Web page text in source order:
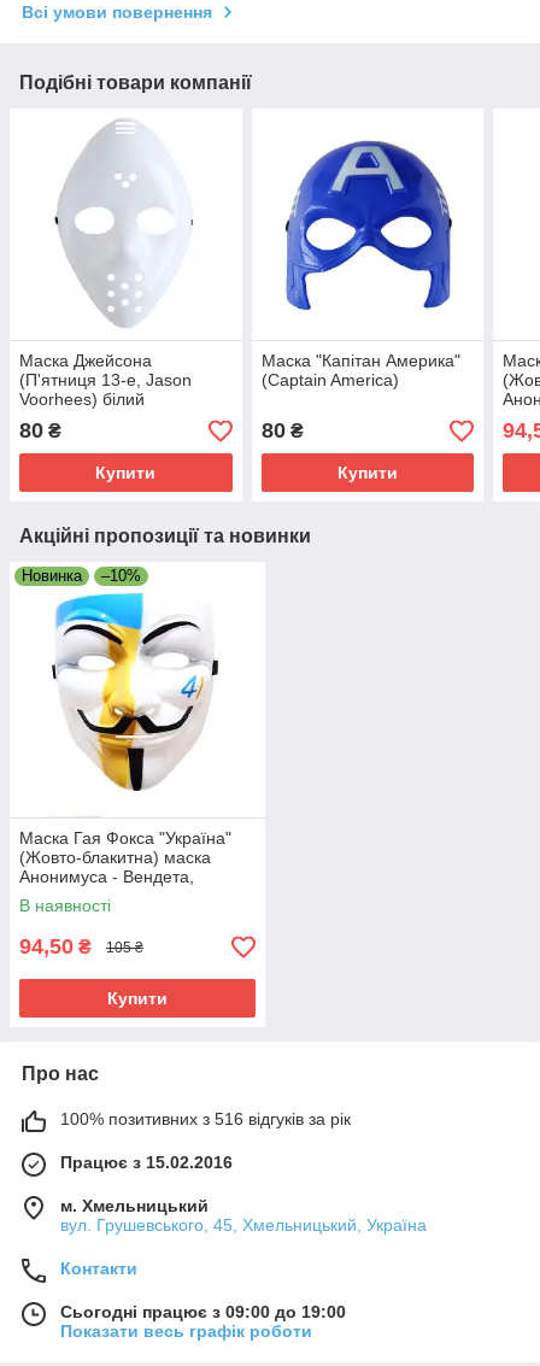
Всі умови повернення
Подібні товари компанії
Маска Джейсона
(П'ятниця 13-е, Jason
Voorhees) білий
80 ₴
Купити
Маска "Капітан Америка"
(Captain America)
80₴
Купити
Акційні пропозиції та новинки
Новинка –10%
Маска Гая Фокса "Україна"
(Жовто-блакитна) маска
Анонимуса - Вендета,
Anonymous
В наявності
94,50 ₴ 105 ₴
Купити
Про нас
100% позитивних з 516 відгуків за рік
Працює з 15.02.2016
м. Хмельницький
вул. Грушевського, 45, Хмельницький, Україна
Контакти
Сьогодні працює з 09:00 до 19:00
Показати весь графік роботи